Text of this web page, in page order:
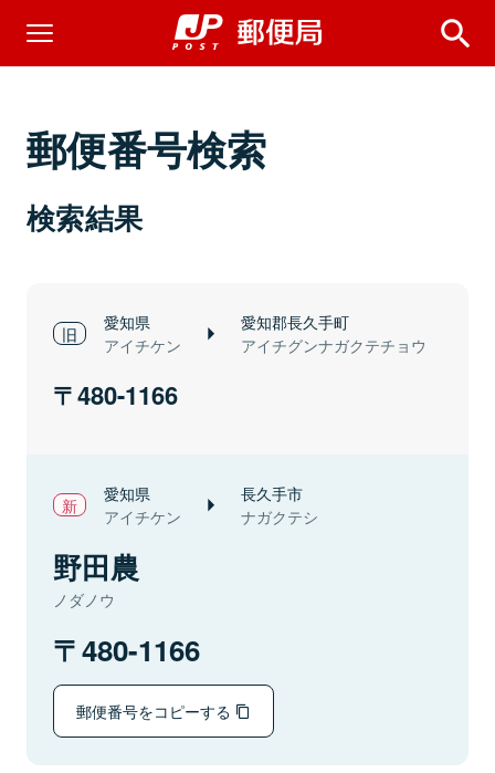
郵便番号検索
検索結果
愛知県
アイチケン
愛知郡長久手町
アイチグンナガクテチョウ
480-1166
愛知県
アイチケン
長久手市
ナガクテシ
野田農
ノダノウ
480-1166
郵便番号をコピーする